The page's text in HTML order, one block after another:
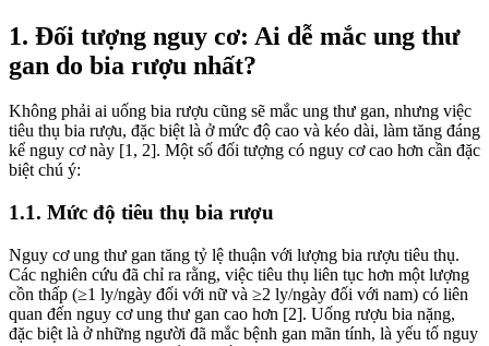
1. Đối tượng nguy cơ: Ai dễ mắc ung thư
gan do bia rượu nhất?
Không phải ai uống bia rượu cũng sẽ mắc ung thư gan, nhưng việc
tiêu thụ bia rượu, đặc biệt là ở mức độ cao và kéo dài, làm tăng đáng
kể nguy cơ này [1, 2]. Một số đối tượng có nguy cơ cao hơn cần đặc
biệt chú ý:
1.1. Mức độ tiêu thụ bia rượu
Nguy cơ ung thư gan tăng tỷ lệ thuận với lượng bia rượu tiêu thụ.
Các nghiên cứu đã chỉ ra rằng, việc tiêu thụ liên tục hơn một lượng
cồn thấp (≥1 ly/ngày đối với nữ và ≥2 ly/ngày đối với nam) có liên
quan đến nguy cơ ung thư gan cao hơn [2]. Uống rượu bia nặng,
đặc biệt là ở những người đã mắc bệnh gan mãn tính, là yếu tố nguy